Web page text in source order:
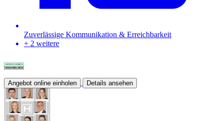
Zuverlässige Kommunikation & Erreichbarkeit
+ 2 weitere
Angebot online einholen Details ansehen